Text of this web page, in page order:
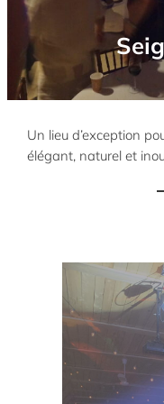
Un lieu d’exception
élégant, naturel et